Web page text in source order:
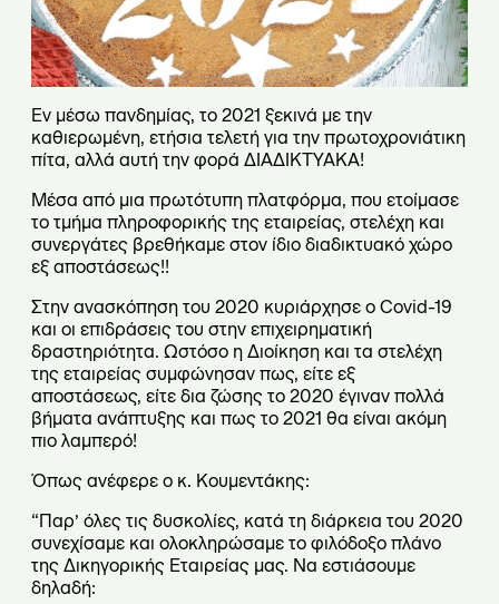
Εν μέσω πανδημίας, το 2021 ξεκινά με την
καθιερωμένη, ετήσια τελετή για την πρωτοχρονιάτικη
πίτα, αλλά αυτή την φορά ΔΙΑΔΙΚΤΥΑΚΑ!
Μέσα από μια πρωτότυπη πλατφόρμα, που ετοίμασε
το τμήμα πληροφορικής της εταιρείας, στελέχη και
συνεργάτες βρεθήκαμε στον ίδιο διαδικτυακό χώρο
εξ αποστάσεως!!
Στην ανασκόπηση του 2020 κυριάρχησε ο Covid-19
και οι επιδράσεις του στην επιχειρηματική
δραστηριότητα. Ωστόσο η Διοίκηση και τα στελέχη
της εταιρείας συμφώνησαν πως, είτε εξ
αποστάσεως, είτε δια ζώσης το 2020 έγιναν πολλά
βήματα ανάπτυξης και πως το 2021 θα είναι ακόμη
πιο λαμπερό!
Όπως ανέφερε ο κ. Κουμεντάκης:
“Παρ’ όλες τις δυσκολίες, κατά τη διάρκεια του 2020
συνεχίσαμε και ολοκληρώσαμε το φιλόδοξο πλάνο
της Δικηγορικής Εταιρείας μας. Να εστιάσουμε
δηλαδή: